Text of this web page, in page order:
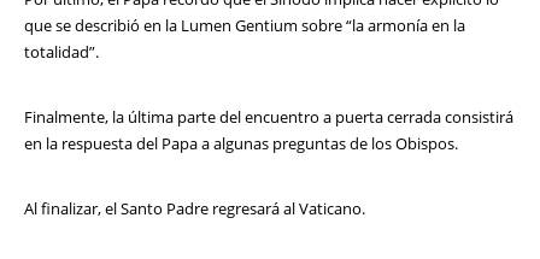
que se describió en la Lumen Gentium sobre “la armonía en la
totalidad”.
Finalmente, la última parte del encuentro a puerta cerrada consistirá
en la respuesta del Papa a algunas preguntas de los Obispos.
Al finalizar, el Santo Padre regresará al Vaticano.